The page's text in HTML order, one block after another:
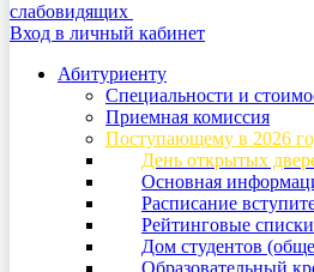
слабовидящих
Вход в личный кабинет
Абитуриенту
Специальности и
Приемная комиссия
Поступающему в 2026
День открытых
Основная
Расписание
Рейтинговые списки
Дом студентов
Образовательный